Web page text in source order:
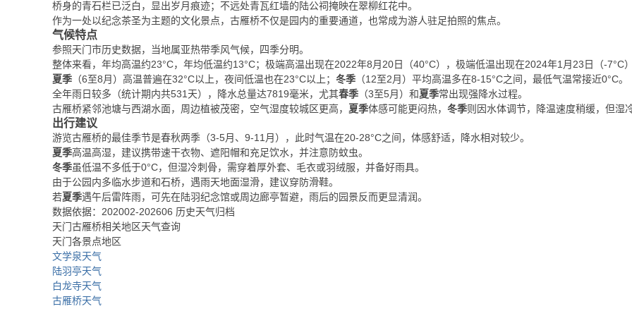
桥身的青石栏已泛白，显出岁月痕迹；不远处青瓦红墙的陆公祠掩映在翠柳红花中。
作为一处以纪念茶圣为主题的文化景点，古雁桥不仅是园内的重要通道，也常成为游人驻足拍照的焦点。
气候特点
参照天门市历史数据，当地属亚热带季风气候，四季分明。
整体来看，年均高温约23°C，年均低温约13°C；极端高温出现在2022年8月20日（40°C），极端低温出现在2024年1月23日（-7°C）
夏季 （6至8月）高温普遍在32°C以上，夜间低温也在23°C以上； 冬季 （12至2月）平均高温多在8-15°C之间，最低气温常接近0°C。
全年雨日较多（统计期内共531天），降水总量达7819毫米，尤其春季 （3至5月）和夏季常出现强降水过程。
古雁桥紧邻池塘与西湖水面，周边植被茂密，空气湿度较城区更高， 夏季体感可能更闷热， 冬季则因水体调节，降温速度稍缓，但湿
出行建议
游览古雁桥的最佳季节是春秋两季（3-5月、9-11月），此时气温在20-28°C之间，体感舒适，降水相对较少。
夏季高温高湿，建议携带速干衣物、遮阳帽和充足饮水，并注意防蚊虫。
冬季虽低温不多低于0°C，但湿冷刺骨，需穿着厚外套、毛衣或羽绒服，并备好雨具。
由于公园内多临水步道和石桥，遇雨天地面湿滑，建议穿防滑鞋。
若夏季遇午后雷阵雨，可先在陆羽纪念馆或周边廊亭暂避，雨后的园景反而更显清润。
数据依据：202002-202606 历史天气归档
天门古雁桥相关地区天气查询
天门各景点地区
文学泉天气
陆羽亭天气
白龙寺天气
古雁桥天气